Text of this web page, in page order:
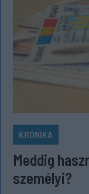
KRÓNIKA
Meddig
személyi?